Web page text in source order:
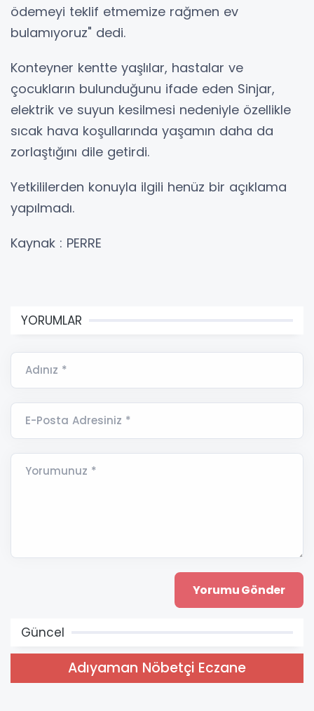
ödemeyi teklif etmemize rağmen ev
bulamıyoruz" dedi.
Konteyner kentte yaşlılar, hastalar ve
çocukların bulunduğunu ifade eden Sinjar,
elektrik ve suyun kesilmesi nedeniyle özellikle
sıcak hava koşullarında yaşamın daha da
zorlaştığını dile getirdi.
Yetkililerden konuyla ilgili henüz bir açıklama
yapılmadı.
Kaynak : PERRE
YORUMLAR
Adınız *
E-Posta Adresiniz *
Yorumunuz *
Güncel
Adıyaman Nöbetçi Eczane